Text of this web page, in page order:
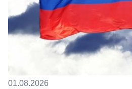
01.08.2026